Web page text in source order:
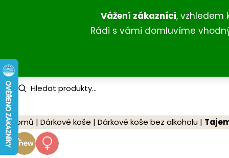
Vážení zákazníci, vzhledem
Rádi s vámi domluvíme
P
r
o
d
u
c
t
s
s
Domů | Dárkové koše | Dárkové koše bez alkoholu |